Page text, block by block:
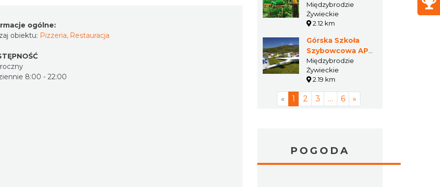
ogólne:
obiektu: Pizzeria, Restauracja
8:00 - 22:00
Górze Żar
Międzybrodzie
Żywieckie
2.12 km
Górska Szkoła
Szybowcowa AP
"Żar"
Międzybrodzie
Żywieckie
2.19 km
« 1 2 3 … 6 »
POGODA